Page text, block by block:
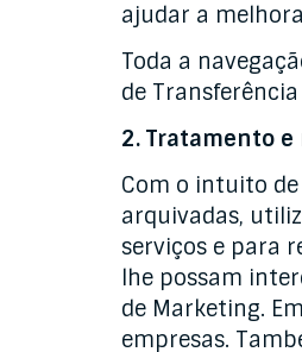
ajudar a
Toda a
de
2. Tratamento
Com o intuito
arquivadas,
serviços e para
lhe possam
de Marketing.
empresas.